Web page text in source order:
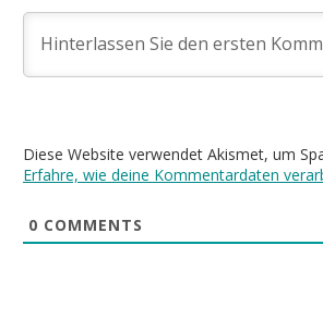
Diese Website verwendet Akismet, um
Erfahre, wie deine Kommentardaten
0 COMMENTS